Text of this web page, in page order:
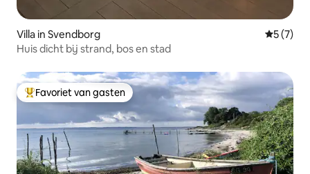
Villa in Svendborg
5 (7)
Huis dicht bij strand, bos en stad
Topfavoriet van gasten
Favoriet van gasten